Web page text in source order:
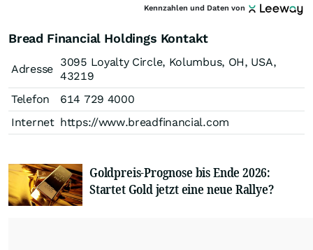
Kennzahlen und Daten von
Bread Financial Holdings Kontakt
Adresse
3095 Loyalty Circle, Kolumbus, OH, USA,
43219
Telefon
614 729 4000
Internet https://www.breadfinancial.com
Goldpreis-Prognose bis Ende 2026:
Startet Gold jetzt eine neue Rallye?